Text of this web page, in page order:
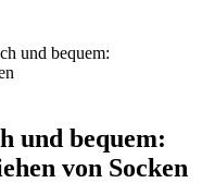
und bequem:
und bequem:
von Socken